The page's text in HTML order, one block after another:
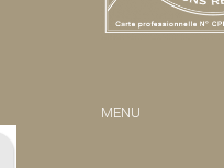
MENU